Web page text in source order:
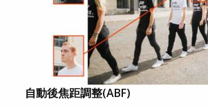
自動後焦距調整(ABF)